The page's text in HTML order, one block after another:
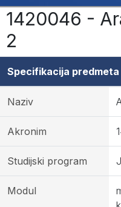
1420046 -
2
Specifikacija predmeta
Naziv
Akronim
Studijski program
Modul